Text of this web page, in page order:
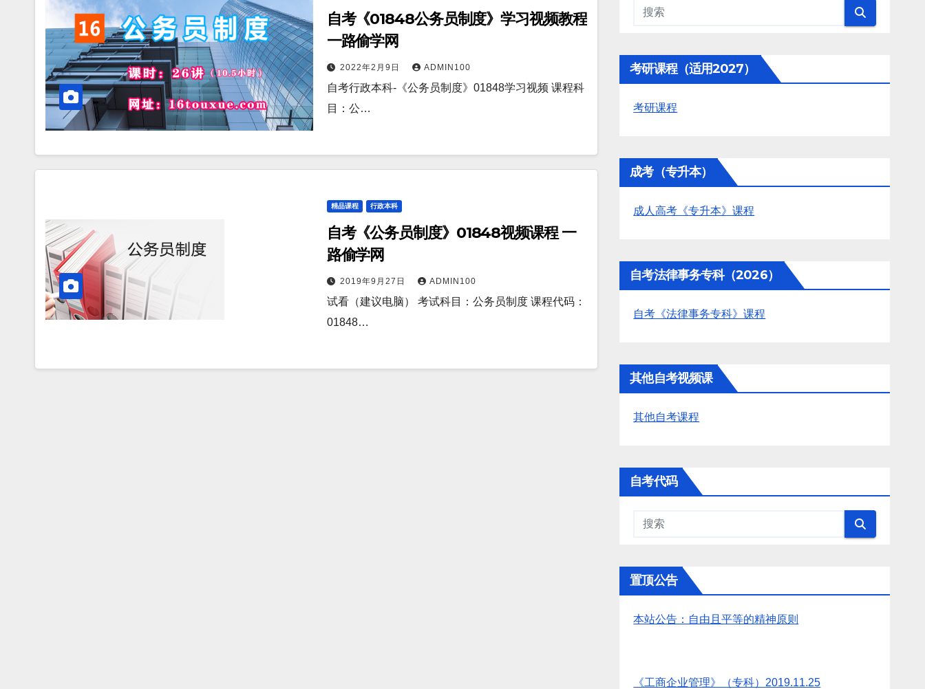
自考《01848公务员制度》学习视频教程
一路偷学网
2022年2月9日 ADMIN100
自考行政本科-《公务员制度》01848学习视频 课程科
目：公…
精品课程 行政本科
自考《公务员制度》01848视频课程 一
路偷学网
2019年9月27日 ADMIN100
试看（建议电脑） 考试科目：公务员制度 课程代码：
01848…
考研课程（适用2027）
考研课程
成考（专升本）
成人高考《专升本》课程
自考法律事务专科（2026）
自考《法律事务专科》课程
其他自考视频课
其他自考课程
自考代码
置顶公告
本站公告：自由且平等的精神原则
《工商企业管理》（专科）2019.11.25